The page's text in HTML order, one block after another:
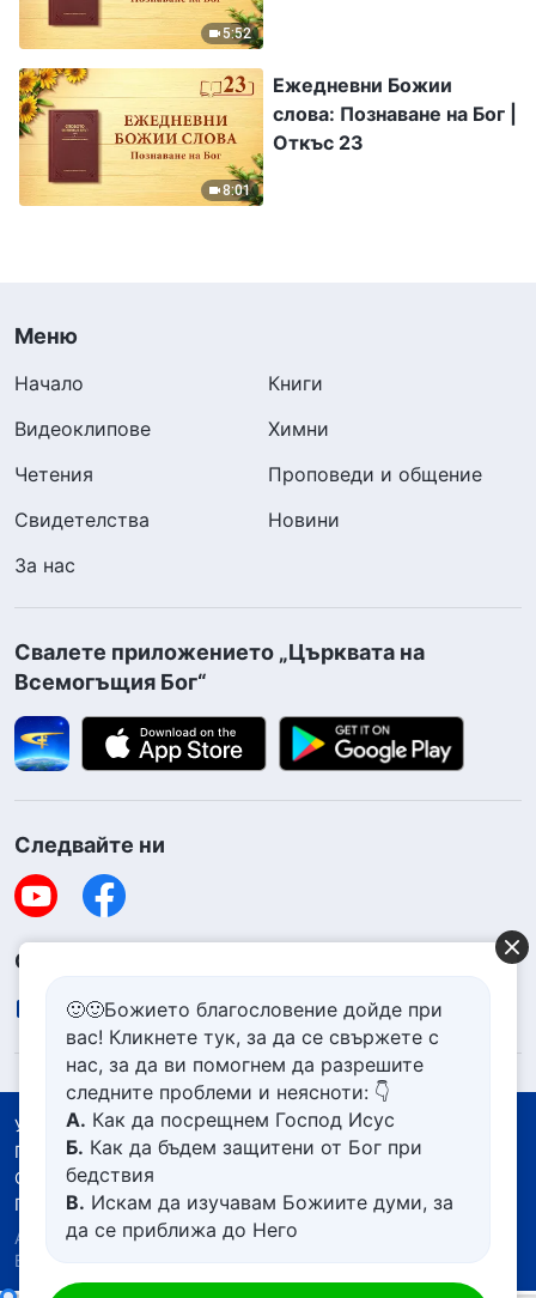
5:52
8:01
Ежедневни Божии
слова: Познаване на Бог |
Откъс 23
Меню
Начало
Книги
Видеоклипове
Химни
Четения
Проповеди и общение
Свидетелства
Новини
За нас
Свалете приложението „Църквата на
Всемогъщия Бог“
Следвайте ни
Свържете се с нас
contact.bg@godfootsteps.org
Условия за ползване
Политика за поверителност
Със съдействието на
Политика за бисквитките
Авторско право © 2026 Църквата на Всемогъщия
Бог.
🙂🙂Божието благословение дойде при
вас! Кликнете тук, за да се свържете с
нас, за да ви помогнем да разрешите
следните проблеми и неясноти: 👇
А. Как да посрещнем Господ Исус
Б. Как да бъдем защитени от Бог при
бедствия
В. Искам да изучавам Божиите думи, за
да се приближа до Него
живот